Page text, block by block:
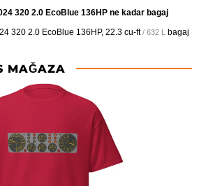
320 2.0 EcoBlue 136HP ne kadar bagaj
320 2.0 EcoBlue 136HP, 22.3 cu-ft / 632 L bagaj
MAĞAZA